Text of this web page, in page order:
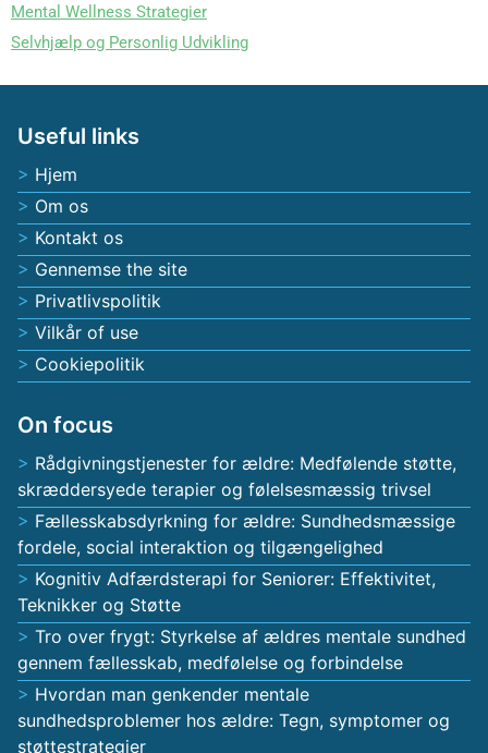
Mental Wellness Strategier
Selvhjælp og Personlig Udvikling
Useful links
Hjem
Om os
Kontakt os
Gennemse the site
Privatlivspolitik
Vilkår of use
Cookiepolitik
On focus
Rådgivningstjenester for ældre: Medfølende støtte,
skræddersyede terapier og følelsesmæssig trivsel
Fællesskabsdyrkning for ældre: Sundhedsmæssige
fordele, social interaktion og tilgængelighed
Kognitiv Adfærdsterapi for Seniorer: Effektivitet,
Teknikker og Støtte
Tro over frygt: Styrkelse af ældres mentale sundhed
gennem fællesskab, medfølelse og forbindelse
Hvordan man genkender mentale
sundhedsproblemer hos ældre: Tegn, symptomer og
støttestrategier